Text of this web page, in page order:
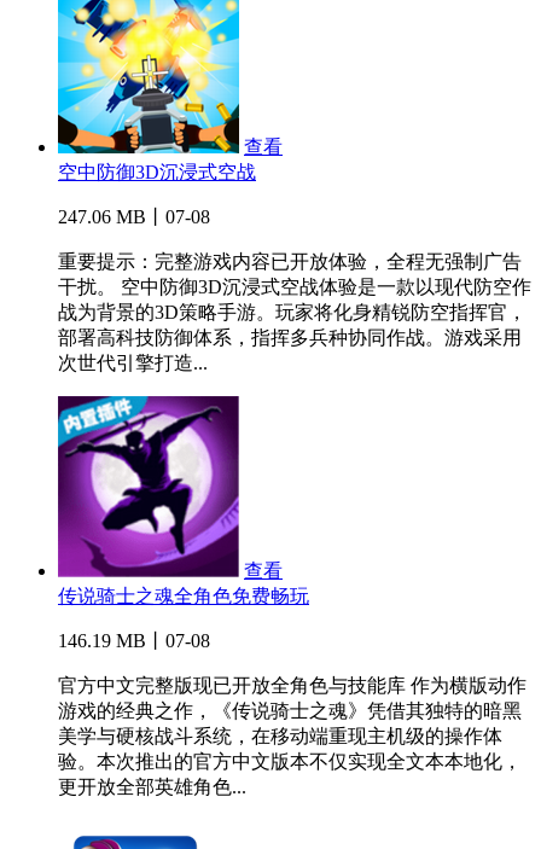
查看
空中防御3D沉浸式空战
247.06 MB丨07-08
重要提示：完整游戏内容已开放体验，全程无强制广告
干扰。 空中防御3D沉浸式空战体验是一款以现代防空作
战为背景的3D策略手游。玩家将化身精锐防空指挥官，
部署高科技防御体系，指挥多兵种协同作战。游戏采用
次世代引擎打造...
查看
传说骑士之魂全角色免费畅玩
146.19 MB丨07-08
官方中文完整版现已开放全角色与技能库 作为横版动作
游戏的经典之作，《传说骑士之魂》凭借其独特的暗黑
美学与硬核战斗系统，在移动端重现主机级的操作体
验。本次推出的官方中文版本不仅实现全文本本地化，
更开放全部英雄角色...